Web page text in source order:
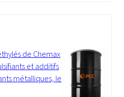
de Chemax
et additifs
métalliques, les